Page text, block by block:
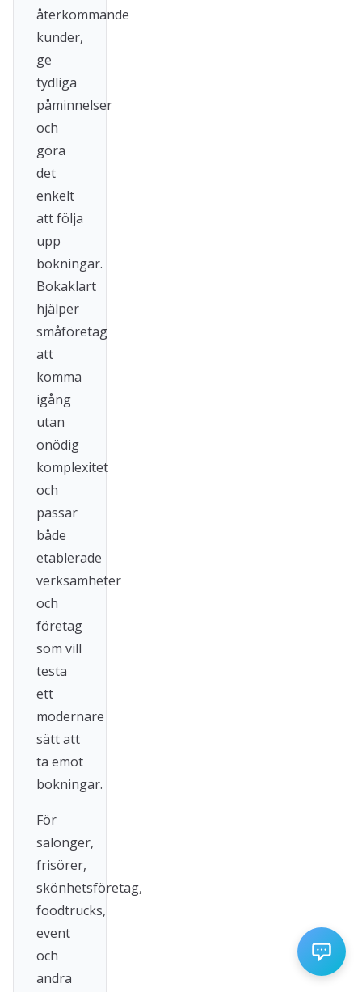
återkommande
kunder,
ge
tydliga
påminnelser
och
göra
det
enkelt
att följa
upp
bokningar.
Bokaklart
hjälper
småföretag
att
komma
igång
utan
onödig
komplexitet
och
passar
både
etablerade
verksamheter
och
företag
som vill
testa
ett
modernare
sätt att
ta emot
bokningar.
För
salonger,
frisörer,
skönhetsföretag,
foodtrucks,
event
och
andra